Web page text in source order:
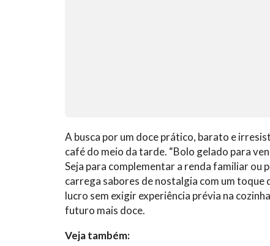
A busca por um doce prático, barato e
café do meio da tarde. “Bolo gelado para
Seja para complementar a renda familiar ou
carrega sabores de nostalgia com um
lucro sem exigir experiência prévia na
futuro mais doce.
Veja também: